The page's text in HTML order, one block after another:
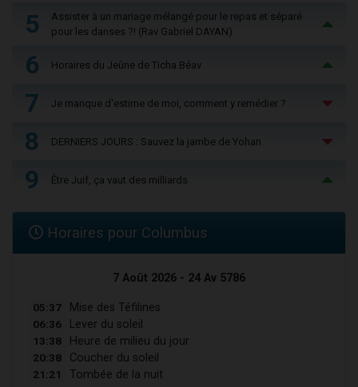
5
Assister à un mariage mélangé pour le repas et séparé
pour les danses ?! (Rav Gabriel DAYAN)
6 Horaires du Jeûne de Ticha Béav
7 Je manque d'estime de moi, comment y remédier ?
8 DERNIERS JOURS : Sauvez la jambe de Yohan
9 Être Juif, ça vaut des milliards
Horaires pour Columbus
7 Août 2026 - 24 Av 5786
05:37 Mise des Téfilines
06:36 Lever du soleil
13:38 Heure de milieu du jour
20:38 Coucher du soleil
21:21 Tombée de la nuit